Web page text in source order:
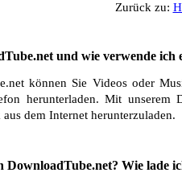
Zurück zu:
und wie verwende ich
können Sie Videos oder
herunterladen. Mit unserem
dem Internet herunterzuladen.
DownloadTube.net? Wie lade